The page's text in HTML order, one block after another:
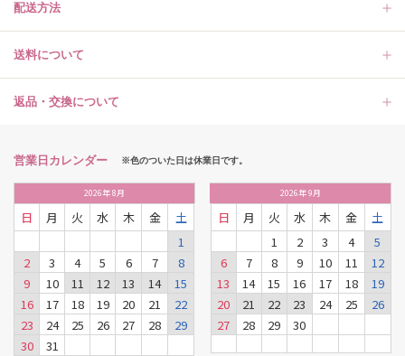
配送方法
送料について
返品・交換について
営業日カレンダー ※色のついた日は休業日です。
2026年8月
日 月 火 水 木 金
土
1
2
3 4 5 6 7
8
9
10 11 12 13 14
15
16
17 18 19 20 21
22
23
24 25 26 27 28
29
30
31
2026年9月
日 月 火 水 木 金
土
1
2 3 4
5
6
7 8 9 10 11
12
13
14 15 16 17 18
19
20
21 22 23 24 25
26
27
28 29 30